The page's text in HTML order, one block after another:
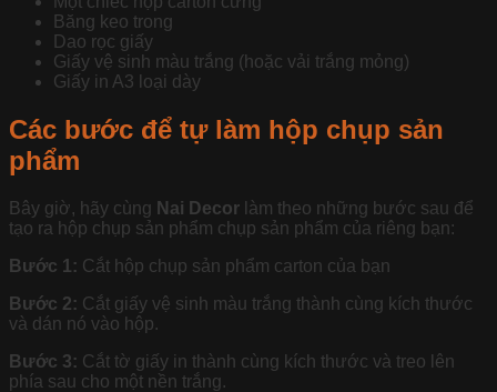
Băng keo trong
Dao rọc giấy
Giấy vệ sinh màu trắng (hoặc vải trắng mỏng)
Giấy in A3 loại dày
Các bước để tự làm hộp chụp sản
phẩm
Bây giờ, hãy cùng Nai Decor làm theo những bước sau để
tạo ra hộp chụp sản phẩm chụp sản phẩm của riêng bạn:
Bước 1: Cắt hộp chụp sản phẩm carton của bạn
Bước 2: Cắt giấy vệ sinh màu trắng thành cùng kích thước
và dán nó vào hộp.
Bước 3: Cắt tờ giấy in thành cùng kích thước và treo lên
phía sau cho một nền trắng.